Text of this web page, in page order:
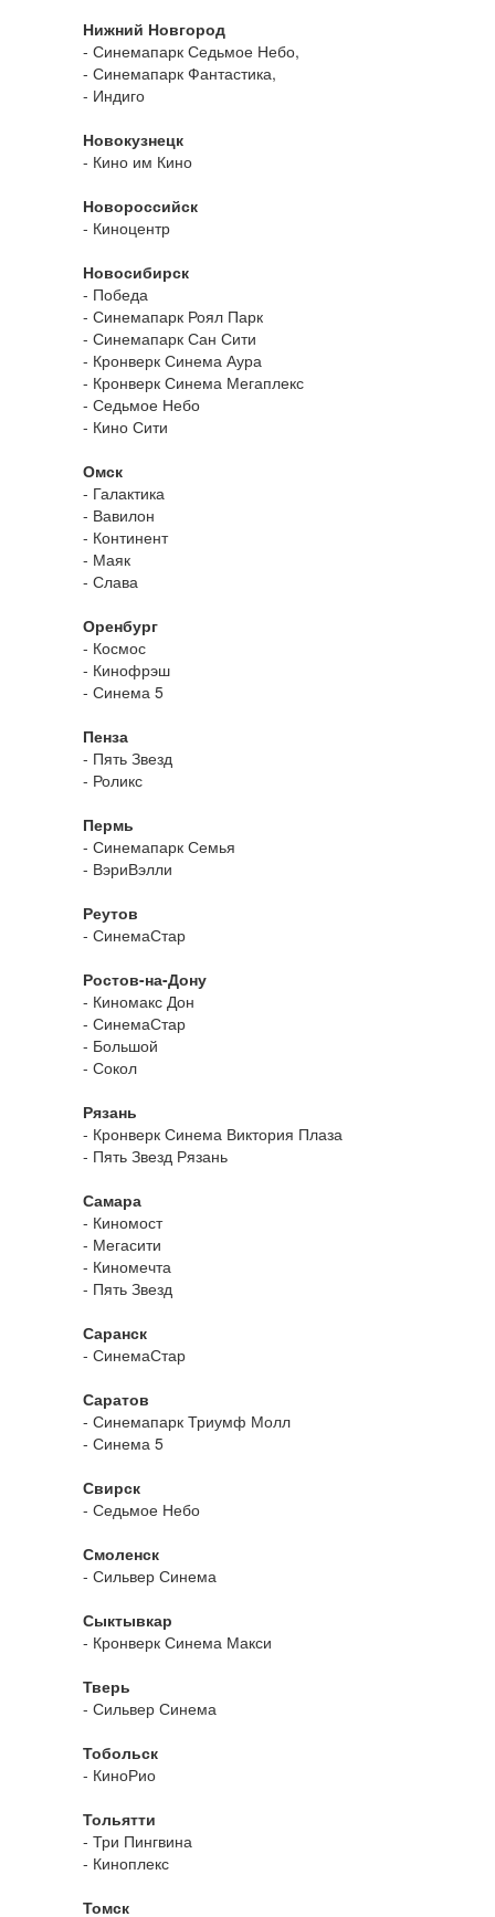
Нижний Новгород
- Синемапарк Седьмое Небо,
- Синемапарк Фантастика,
- Индиго
Новокузнецк
- Кино им Кино
Новороссийск
- Киноцентр
Новосибирск
- Победа
- Синемапарк Роял Парк
- Синемапарк Сан Сити
- Кронверк Синема Аура
- Кронверк Синема Мегаплекс
- Седьмое Небо
- Кино Сити
Омск
- Галактика
- Вавилон
- Континент
- Маяк
- Слава
Оренбург
- Космос
- Кинофрэш
- Синема 5
Пенза
- Пять Звезд
- Роликс
Пермь
- Синемапарк Семья
- ВэриВэлли
Реутов
- СинемаСтар
Ростов-на-Дону
- Киномакс Дон
- СинемаСтар
- Большой
- Сокол
Рязань
- Кронверк Синема Виктория Плаза
- Пять Звезд Рязань
Самара
- Киномост
- Мегасити
- Киномечта
- Пять Звезд
Саранск
- СинемаСтар
Саратов
- Синемапарк Триумф Молл
- Синема 5
Свирск
- Седьмое Небо
Смоленск
- Сильвер Синема
Сыктывкар
- Кронверк Синема Макси
Тверь
- Сильвер Синема
Тобольск
- КиноРио
Тольятти
- Три Пингвина
- Киноплекс
Томск